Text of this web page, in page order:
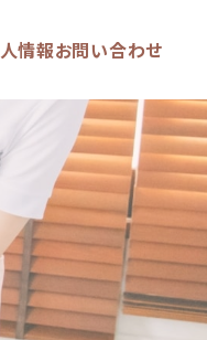
情報お問い合わせ